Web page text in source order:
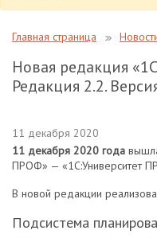
Главная страница
Новая редакция
Редакция 2.2.
11 декабря 2020
11 декабря 2020 года
ПРОФ» — «1С:Университет
В новой редакции
Подсистема